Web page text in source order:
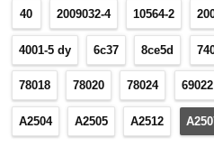
40 2009032-4 10564-2
4001-5 dy 6с37 8се5d
78018 78020 78024 69022
А2504 А2505 А2512